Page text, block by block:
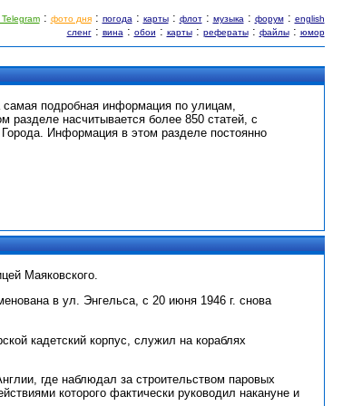
: фото дня: погода: карты: флот: музыка: форум: english
сленг: вина: обои : карты: рефераты: файлы: юмор
подробная информация по улицам,
разделе насчитывается более 850 статей, с
Информация в этом разделе постоянно
Маяковского.
в ул. Энгельса, с 20 июня 1946 г. снова
кадетский корпус, служил на кораблях
где наблюдал за строительством паровых
которого фактически руководил накануне и